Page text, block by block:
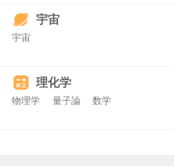
宇宙
宇宙
理化学
物理学 量子論 数学